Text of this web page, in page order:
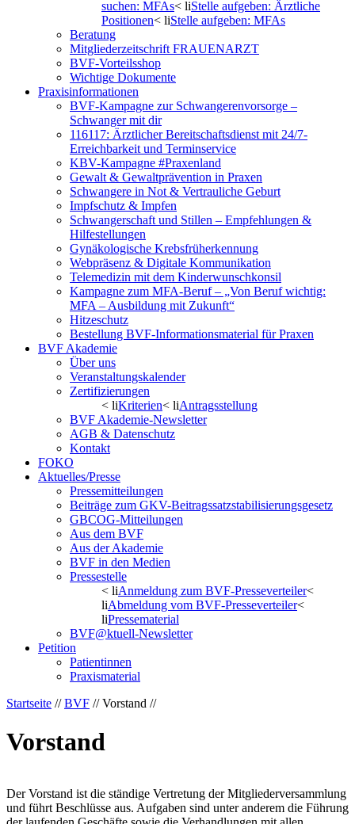
suchen: MFAs< liStelle aufgeben: Ärztliche
Positionen< liStelle aufgeben: MFAs
Beratung
Mitgliederzeitschrift FRAUENARZT
BVF-Vorteilsshop
Wichtige Dokumente
Praxisinformationen
BVF-Kampagne zur Schwangerenvorsorge –
Schwanger mit dir
116117: Ärztlicher Bereitschaftsdienst mit 24/7-
Erreichbarkeit und Terminservice
KBV-Kampagne #Praxenland
Gewalt & Gewaltprävention in Praxen
Schwangere in Not & Vertrauliche Geburt
Impfschutz & Impfen
Schwangerschaft und Stillen – Empfehlungen &
Hilfestellungen
Gynäkologische Krebsfrüherkennung
Webpräsenz & Digitale Kommunikation
Telemedizin mit dem Kinderwunschkonsil
Kampagne zum MFA-Beruf – „Von Beruf wichtig:
MFA – Ausbildung mit Zukunft“
Hitzeschutz
Bestellung BVF-Informationsmaterial für Praxen
BVF Akademie
Über uns
Veranstaltungskalender
Zertifizierungen
< liKriterien< liAntragsstellung
BVF Akademie-Newsletter
AGB & Datenschutz
Kontakt
FOKO
Aktuelles/Presse
Pressemitteilungen
Beiträge zum GKV-Beitragssatzstabilisierungsgesetz
GBCOG-Mitteilungen
Aus dem BVF
Aus der Akademie
BVF in den Medien
Pressestelle
< liAnmeldung zum BVF-Presseverteiler<
liAbmeldung vom BVF-Presseverteiler<
liPressematerial
BVF@ktuell-Newsletter
Petition
Patientinnen
Praxismaterial
Startseite //BVF // Vorstand //
Vorstand
Der Vorstand ist die ständige Vertretung der Mitgliederversammlung
und führt Beschlüsse aus. Aufgaben sind unter anderem die Führung